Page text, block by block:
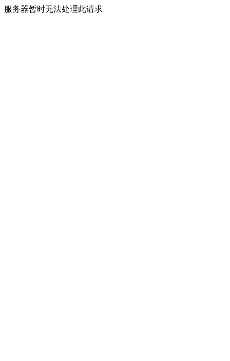
服务器暂时无法处理此请求